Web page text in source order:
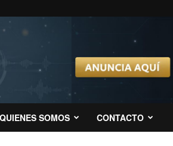
QUIENES SOMOS CONTACTO